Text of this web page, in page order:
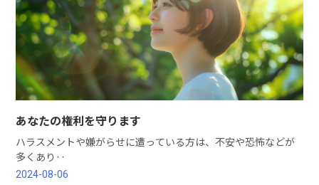
あなたの権利を守ります
ハラスメントや嫌がらせに遭っている方は、不安や恐怖などが
多くあり‥
2024-08-06